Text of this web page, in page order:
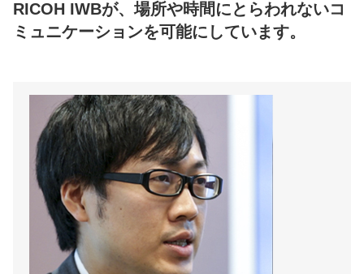
RICOH IWBが、場所や時間にとらわれないコ
ミュニケーションを可能にしています。
JX石油開発株式会社
総務部
本間 升 様